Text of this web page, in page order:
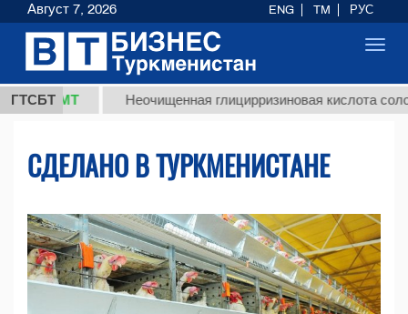
ГТСБТ Неочищенная глицирризиновая кислота солодкового
СДЕЛАНО В ТУРКМЕНИСТАНЕ
Август 7, 2026 ENG TM РУС